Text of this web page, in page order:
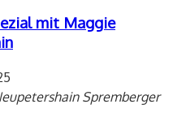
mit Maggie
Spremberger